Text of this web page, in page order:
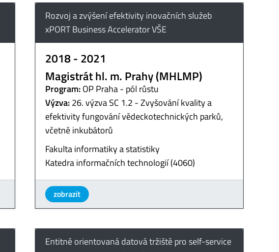
Rozvoj a zvýšení efektivity inovačních služeb
xPORT Business Accelerator VŠE
2018 - 2021
Magistrát hl. m. Prahy (MHLMP)
Program:OP Praha - pól růstu
Výzva:26. výzva SC 1.2 - Zvyšování kvality a
efektivity fungování vědeckotechnických parků,
včetně inkubátorů
Fakulta informatiky a statistiky
Katedra informačních technologií (4060)
zobrazit
Entitně orientovaná datová tržiště pro self-service